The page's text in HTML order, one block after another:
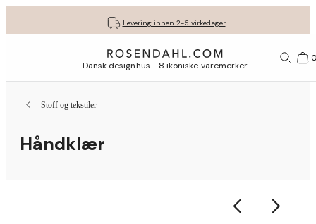
Levering innen 2-5 virkedager
Fri frakt på kjøp for minimum 849 kr.
30 dagers returrett
Få gavene dine pent pakket inn
Åpne menyen Dansk designhus - 8 ikoniske varemerker 1156
Stoff og tekstiler
Håndklær